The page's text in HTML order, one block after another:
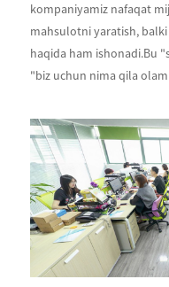
kompaniyamiz nafaqat
mahsulotni yaratish,
haqida ham ishonadi.Bu
"biz uchun nima qila